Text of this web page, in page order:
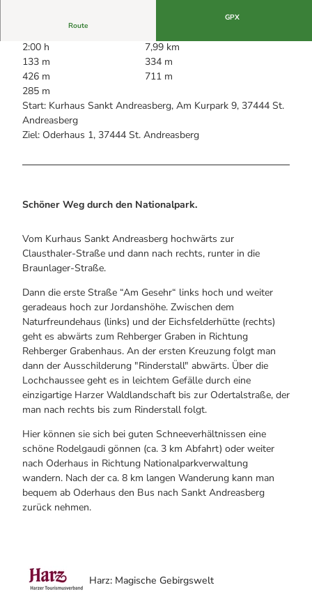
Noch lange nicht Schicht im Schacht
Wanderführer Jörg Kühnhold
Informationen für Gastgeberinnen
Kulinarik
Einkaufen
Webcams
Route
GPX
2:00 h
7,99 km
133 m
334 m
426 m
711 m
285 m
Start: Kurhaus Sankt Andreasberg, Am Kurpark 9, 37444 St.
Andreasberg
Ziel: Oderhaus 1, 37444 St. Andreasberg
Schöner Weg durch den Nationalpark.
Vom Kurhaus Sankt Andreasberg hochwärts zur
Clausthaler-Straße und dann nach rechts, runter in die
Braunlager-Straße.
Dann die erste Straße “Am Gesehr“ links hoch und weiter
geradeaus hoch zur Jordanshöhe. Zwischen dem
Naturfreundehaus (links) und der Eichsfelderhütte (rechts)
geht es abwärts zum Rehberger Graben in Richtung
Rehberger Grabenhaus. An der ersten Kreuzung folgt man
dann der Ausschilderung "Rinderstall" abwärts. Über die
Lochchaussee geht es in leichtem Gefälle durch eine
einzigartige Harzer Waldlandschaft bis zur Odertalstraße, der
man nach rechts bis zum Rinderstall folgt.
Hier können sie sich bei guten Schneeverhältnissen eine
schöne Rodelgaudi gönnen (ca. 3 km Abfahrt) oder weiter
nach Oderhaus in Richtung Nationalparkverwaltung
wandern. Nach der ca. 8 km langen Wanderung kann man
bequem ab Oderhaus den Bus nach Sankt Andreasberg
zurück nehmen.
Harz: Magische Gebirgswelt